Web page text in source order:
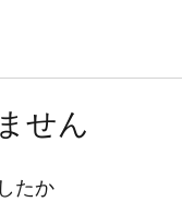
せん
たか